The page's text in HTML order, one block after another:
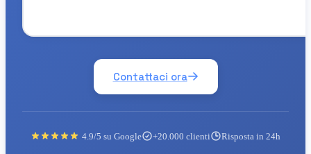
Contattaci ora
4.9/5 su Google +20.000 clienti Risposta in 24h